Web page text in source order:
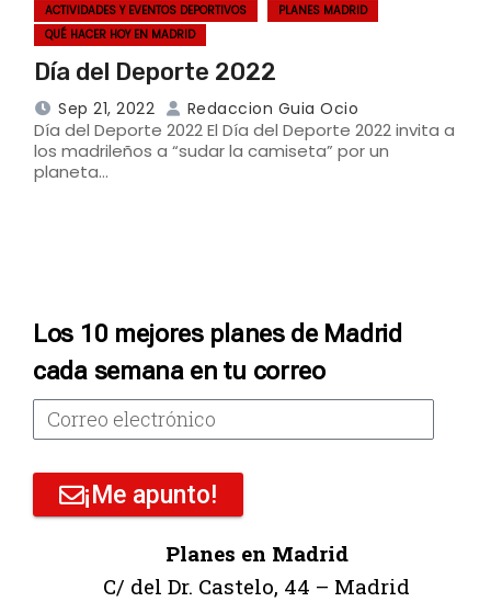
ACTIVIDADES Y EVENTOS DEPORTIVOS
PLANES MADRID
QUÉ HACER HOY EN MADRID
Día del Deporte 2022
Sep 21, 2022 Redaccion Guia Ocio
Día del Deporte 2022 El Día del Deporte 2022 invita a
los madrileños a “sudar la camiseta” por un
planeta…
Los 10 mejores planes de Madrid
cada semana en tu correo
¡Me apunto!
Planes en Madrid
C/ del Dr. Castelo, 44 – Madrid